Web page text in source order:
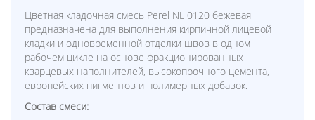
Цветная кладочная смесь Perel NL 0120 бежевая
предназначена для выполнения кирпичной лицевой
кладки и одновременной отделки швов в одном
рабочем цикле на основе фракционированных
кварцевых наполнителей, высокопрочного цемента,
европейских пигментов и полимерных добавок.
Состав смеси: